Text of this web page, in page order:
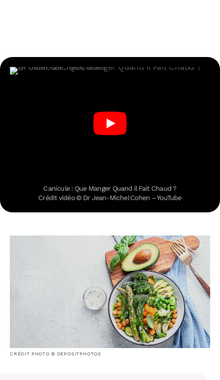
Canicule : Que Manger Quand il Fait Chaud ?
Crédit vidéo © Dr Jean-Michel Cohen – YouTube
CRÉDIT PHOTO © DEPOSITPHOTOS